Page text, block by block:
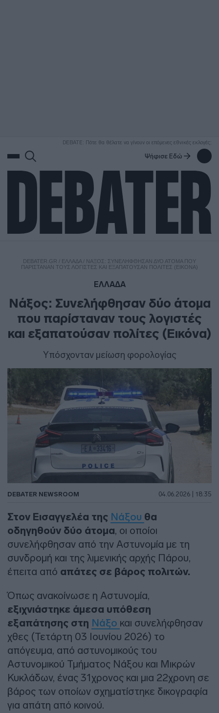
DEBATE: Πότε θα θέλατε να γίνουν οι επόμενες εθνικές εκλογές;
Ψήφισε Εδώ
DEBATER.GR / ΕΛΛΑΔΑ/ ΝΆΞΟΣ: ΣΥΝΕΛΉΦΘΗΣΑΝ ΔΎΟ ΆΤΟΜΑ ΠΟΥ
ΠΑΡΊΣΤΑΝΑΝ ΤΟΥΣ ΛΟΓΙΣΤΈΣ ΚΑΙ ΕΞΑΠΑΤΟΎΣΑΝ ΠΟΛΊΤΕΣ (ΕΙΚΌΝΑ)
ΕΛΛΑΔΑ
Νάξος: Συνελήφθησαν δύο άτομα
που παρίσταναν τους λογιστές
και εξαπατούσαν πολίτες (Εικόνα)
Υπόσχονταν μείωση φορολογίας
DEBATER NEWSROOM 04.06.2026 | 18:35
Στον Εισαγγελέα της Νάξου θα
οδηγηθούν δύο άτομα, οι οποίοι
συνελήφθησαν από την Αστυνομία με τη
συνδρομή και της λιμενικής αρχής Πάρου,
έπειτα από απάτες σε βάρος πολιτών.
Όπως ανακοίνωσε η Αστυνομία,
εξιχνιάστηκε άμεσα υπόθεση
εξαπάτησης στη Νάξο και συνελήφθησαν
χθες (Τετάρτη 03 Ιουνίου 2026) το
απόγευμα, από αστυνομικούς του
Αστυνομικού Τμήματος Νάξου και Μικρών
Κυκλάδων, ένας 31χρονος και μια 22χρονη σε
βάρος των οποίων σχηματίστηκε δικογραφία
για απάτη από κοινού.